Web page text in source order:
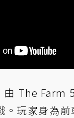
由 The
。玩家身為